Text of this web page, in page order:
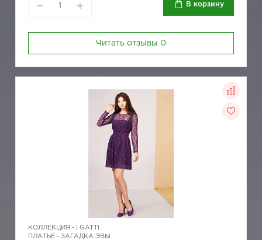
В корзину
Читать отзывы 0
КОЛЛЕКЦИЯ -
I GATTI
ПЛАТЬЕ - ЗАГАДКА ЭВЫ